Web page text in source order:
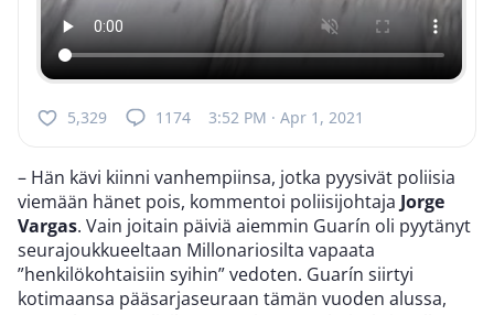
5,329 1174 3:52 PM · Apr 1, 2021
– Hän kävi kiinni vanhempiinsa, jotka pyysivät poliisia
viemään hänet pois, kommentoi poliisijohtaja Jorge
Vargas. Vain joitain päiviä aiemmin Guarín oli pyytänyt
seurajoukkueeltaan Millonariosilta vapaata
”henkilökohtaisiin syihin” vedoten. Guarín siirtyi
kotimaansa pääsarjaseuraan tämän vuoden alussa,